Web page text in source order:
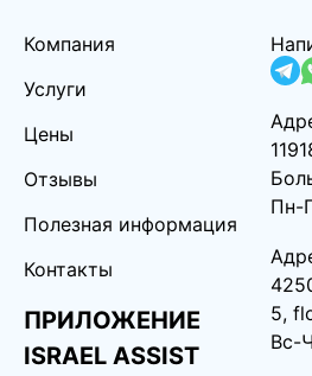
Компания
Услуги
Цены
Отзывы
Полезная информация
Контакты
ПРИЛОЖЕНИЕ
ISRAEL ASSIST
Пн-
5,
Вс-